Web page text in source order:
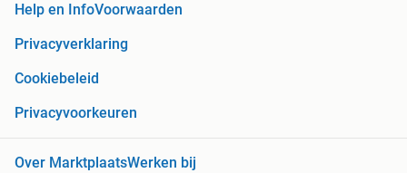
Help en InfoVoorwaarden
Privacyverklaring
Cookiebeleid
Privacyvoorkeuren
Over MarktplaatsWerken bij